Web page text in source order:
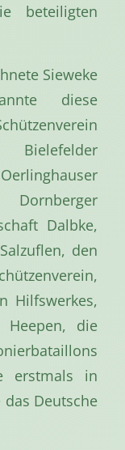
beteiligten
Sieweke
diese
Dalbke,
den
Hilfswerkes,
Heepen, die
erstmals in
Deutsche